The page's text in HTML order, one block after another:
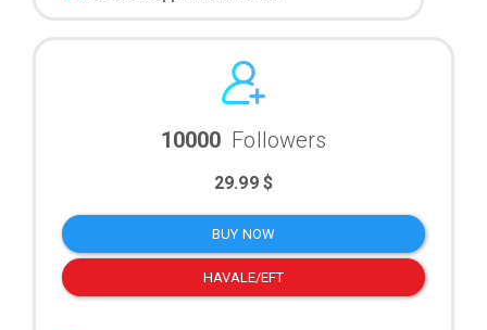
10000 Followers
29.99 $
BUY NOW
HAVALE/EFT